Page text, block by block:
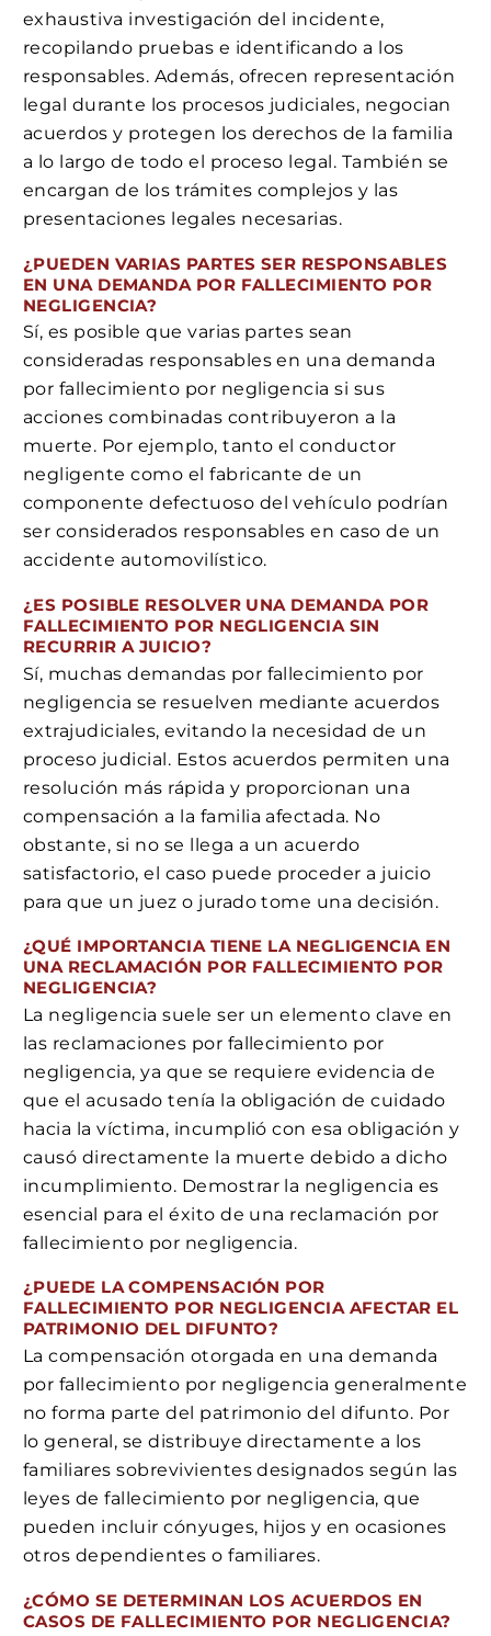
exhaustiva investigación del incidente,
recopilando pruebas e identificando a los
responsables. Además, ofrecen representación
legal durante los procesos judiciales, negocian
acuerdos y protegen los derechos de la familia
a lo largo de todo el proceso legal. También se
encargan de los trámites complejos y las
presentaciones legales necesarias.
¿PUEDEN VARIAS PARTES SER RESPONSABLES
EN UNA DEMANDA POR FALLECIMIENTO POR
NEGLIGENCIA?
Sí, es posible que varias partes sean
consideradas responsables en una demanda
por fallecimiento por negligencia si sus
acciones combinadas contribuyeron a la
muerte. Por ejemplo, tanto el conductor
negligente como el fabricante de un
componente defectuoso del vehículo podrían
ser considerados responsables en caso de un
accidente automovilístico.
¿ES POSIBLE RESOLVER UNA DEMANDA POR
FALLECIMIENTO POR NEGLIGENCIA SIN
RECURRIR A JUICIO?
Sí, muchas demandas por fallecimiento por
negligencia se resuelven mediante acuerdos
extrajudiciales, evitando la necesidad de un
proceso judicial. Estos acuerdos permiten una
resolución más rápida y proporcionan una
compensación a la familia afectada. No
obstante, si no se llega a un acuerdo
satisfactorio, el caso puede proceder a juicio
para que un juez o jurado tome una decisión.
¿QUÉ IMPORTANCIA TIENE LA NEGLIGENCIA EN
UNA RECLAMACIÓN POR FALLECIMIENTO POR
NEGLIGENCIA?
La negligencia suele ser un elemento clave en
las reclamaciones por fallecimiento por
negligencia, ya que se requiere evidencia de
que el acusado tenía la obligación de cuidado
hacia la víctima, incumplió con esa obligación y
causó directamente la muerte debido a dicho
incumplimiento. Demostrar la negligencia es
esencial para el éxito de una reclamación por
fallecimiento por negligencia.
¿PUEDE LA COMPENSACIÓN POR
FALLECIMIENTO POR NEGLIGENCIA AFECTAR EL
PATRIMONIO DEL DIFUNTO?
La compensación otorgada en una demanda
por fallecimiento por negligencia generalmente
no forma parte del patrimonio del difunto. Por
lo general, se distribuye directamente a los
familiares sobrevivientes designados según las
leyes de fallecimiento por negligencia, que
pueden incluir cónyuges, hijos y en ocasiones
otros dependientes o familiares.
¿CÓMO SE DETERMINAN LOS ACUERDOS EN
CASOS DE FALLECIMIENTO POR NEGLIGENCIA?